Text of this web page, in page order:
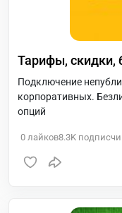
Тарифы, скидки,
Подключение
корпоративных.
опций
0 лайков8.3K